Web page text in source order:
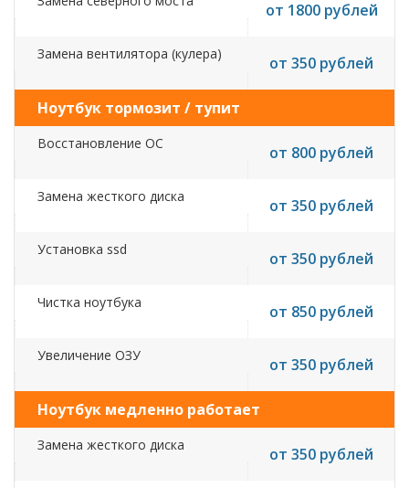
от 1800 рублей
Замена вентилятора (кулера) от 350 рублей
Ноутбук тормозит / тупит
Восстановление ОС от 800 рублей
Замена жесткого диска от 350 рублей
Установка ssd от 350 рублей
Чистка ноутбука от 850 рублей
Увеличение ОЗУ от 350 рублей
Ноутбук медленно работает
Замена жесткого диска от 350 рублей